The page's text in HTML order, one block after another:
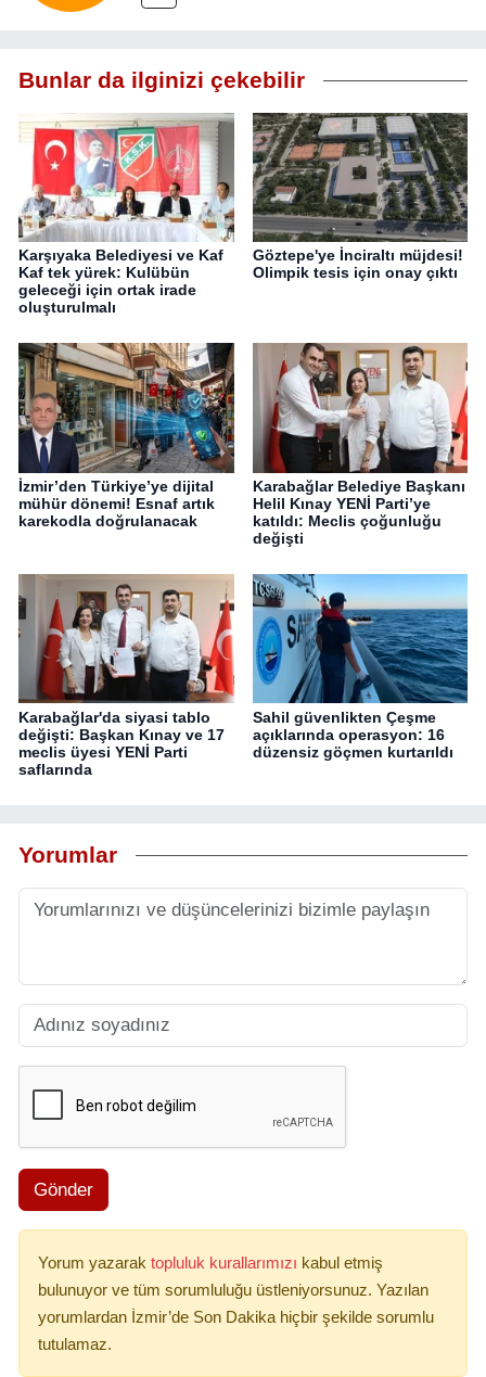
Bunlar da ilginizi çekebilir
Karşıyaka Belediyesi ve Kaf
Kaf tek yürek: Kulübün
geleceği için ortak irade
oluşturulmalı
Göztepe'ye İnciraltı müjdesi!
Olimpik tesis için onay çıktı
İzmir’den Türkiye’ye dijital
mühür dönemi! Esnaf artık
karekodla doğrulanacak
Karabağlar Belediye Başkanı
Helil Kınay YENİ Parti’ye
katıldı: Meclis çoğunluğu
değişti
Karabağlar'da siyasi tablo
değişti: Başkan Kınay ve 17
meclis üyesi YENİ Parti
saflarında
Sahil güvenlikten Çeşme
açıklarında operasyon: 16
düzensiz göçmen kurtarıldı
Yorumlar
Gönder
Yorum yazarak topluluk kurallarımızı kabul etmiş
bulunuyor ve tüm sorumluluğu üstleniyorsunuz. Yazılan
yorumlardan İzmir’de Son Dakika hiçbir şekilde sorumlu
tutulamaz.